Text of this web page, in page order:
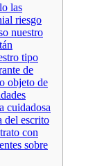
las
riesgo
nuestro
tipo
de
objeto de
cuidadosa
del escrito
con
sobre